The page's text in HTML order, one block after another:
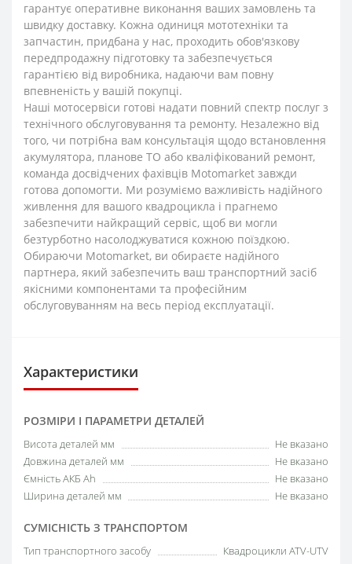
гарантує оперативне виконання ваших замовлень та
швидку доставку. Кожна одиниця мототехніки та
запчастин, придбана у нас, проходить обов'язкову
передпродажну підготовку та забезпечується
гарантією від виробника, надаючи вам повну
впевненість у вашій покупці.
Наші мотосервіси готові надати повний спектр послуг з
технічного обслуговування та ремонту. Незалежно від
того, чи потрібна вам консультація щодо встановлення
акумулятора, планове ТО або кваліфікований ремонт,
команда досвідчених фахівців Motomarket завжди
готова допомогти. Ми розуміємо важливість надійного
живлення для вашого квадроцикла і прагнемо
забезпечити найкращий сервіс, щоб ви могли
безтурботно насолоджуватися кожною поїздкою.
Обираючи Motomarket, ви обираєте надійного
партнера, який забезпечить ваш транспортний засіб
якісними компонентами та професійним
обслуговуванням на весь період експлуатації.
Характеристики
РОЗМІРИ І ПАРАМЕТРИ ДЕТАЛЕЙ
Висота деталей мм
Не вказано
Довжина деталей мм
Не вказано
Ємність АКБ Аh
Не вказано
Ширина деталей мм
Не вказано
СУМІСНІСТЬ З ТРАНСПОРТОМ
Тип транспортного засобу
Квадроцикли ATV-UTV